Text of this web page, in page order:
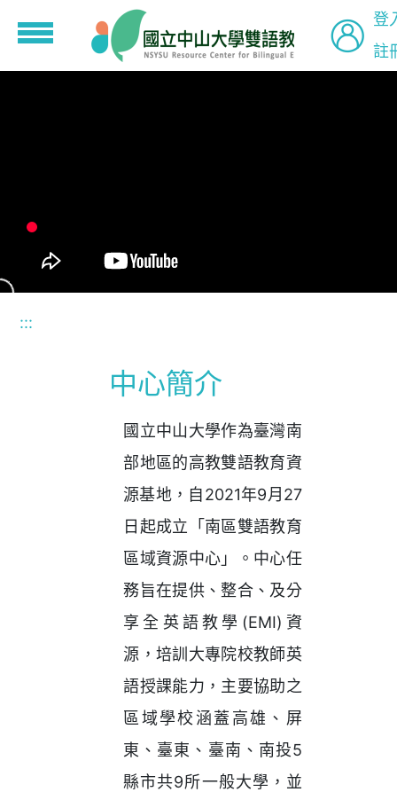
登
註
:::
中心簡介
國立中山大學作為臺灣南
部地區的高教雙語教育資
源基地，自2021年9月27
日起成立「南區雙語教育
區域資源中心」。中心任
務旨在提供、整合、及分
享全英語教學(EMI)資
源，培訓大專院校教師英
語授課能力，主要協助之
區域學校涵蓋高雄、屏
東、臺東、臺南、南投5
縣市共9所一般大學，並